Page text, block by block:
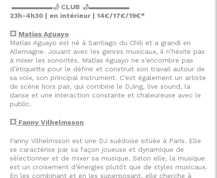
▬▬▬▬▬▬🌙 CLUB 🌙▬▬▬▬▬▬
23h-4h30 | en intérieur | 14€/17€/19€*
💥 Matías Aguayo
Matías Aguayo est né à Santiago du Chili et a grandi en
Allemagne. Jouant avec les genres musicaux, il n’hésite pas
à mixer les sonorités. Matías Aguayo ne s’encombre pas
d’étiquette pour le définir et construit son travail autour de
sa voix, son principal instrument. C’est également un artiste
de scène hors pair, qui combine le DJing, live sound, la
danse et une interaction constante et chaleureuse avec le
public.
💥Fanny Vilhelmsson
Fanny Vilhelmsson est une DJ suédoise située à Paris. Elle
se caractérise par sa façon joueuse et dynamique de
sélectionner et de mixer sa musique. Selon elle, la musique
est un croisement d’énergies plutôt que de styles musicaux.
En les combinant et en les superposant, elle cherche à